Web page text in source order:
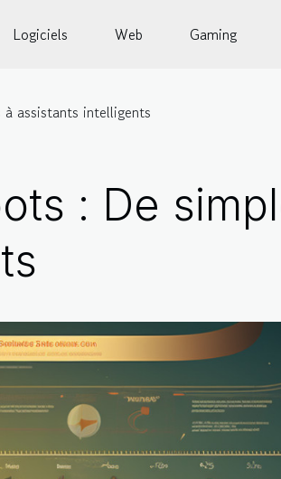
Logiciels Web Gaming
assistants intelligents
: De